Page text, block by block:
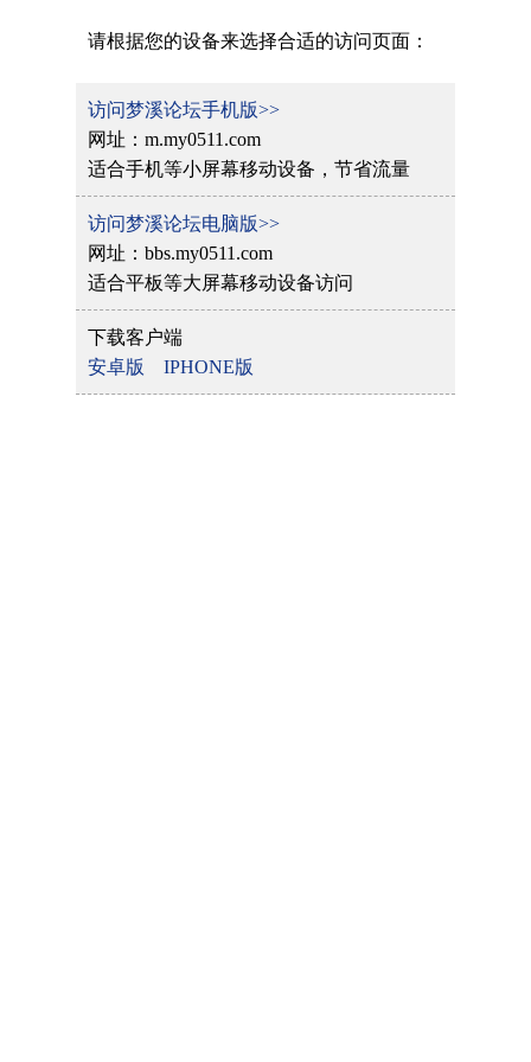
请根据您的设备来选择合适的访问页面：
访问梦溪论坛手机版>>
网址：m.my0511.com
适合手机等小屏幕移动设备，节省流量
访问梦溪论坛电脑版>>
网址：bbs.my0511.com
适合平板等大屏幕移动设备访问
下载客户端
安卓版
IPHONE版